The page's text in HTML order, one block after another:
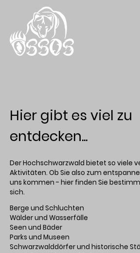
Hier gibt es viel zu
entdecken...
Der Hochschwarzwald bietet so viele
Aktivitäten. Ob Sie also zum
uns kommen - hier finden Sie
sich.
Berge und Schluchten
Wälder und Wasserfälle
Seen und Bäder
Parks und Museen
Schwarzwalddörfer und historische